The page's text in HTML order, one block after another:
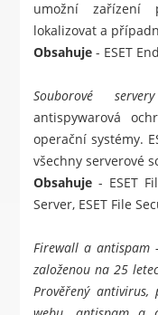
umožní zařízení
lokalizovat a
Obsahuje - ESET
Souborové
antispywarová
operační systémy.
všechny serverové
Obsahuje - ESET
Server, ESET File
Firewall a antispam
založenou na 25
Prověřený